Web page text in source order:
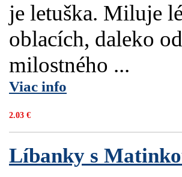
je letuška. Miluje
oblacích, daleko
milostného ...
Viac info
2.03 €
Líbanky s